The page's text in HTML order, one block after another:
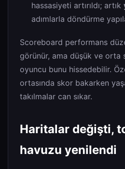
hassasiyeti artırıldı; artık
adımlarla döndürme
Scoreboard performans
görünür, ama düşük ve orta
oyuncu bunu hissedebilir.
ortasında skor bakarken
takılmalar can sıkar.
Haritalar değişti,
havuzu yenilendi